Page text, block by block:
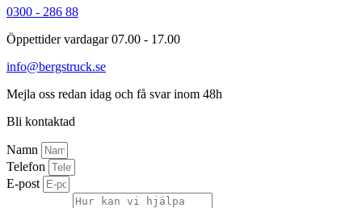
0300 - 286 88
Öppettider vardagar 07.00 - 17.00
info@bergstruck.se
Mejla oss redan idag och få svar inom 48h
Bli kontaktad
Namn
Telefon
E-post